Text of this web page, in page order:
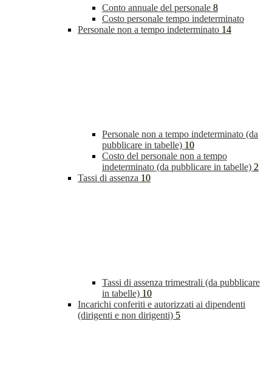
Conto annuale del personale 8
Costo personale tempo indeterminato
Personale non a tempo indeterminato 14
Personale non a tempo indeterminato (da
pubblicare in tabelle) 10
Costo del personale non a tempo
indeterminato (da pubblicare in tabelle) 2
Tassi di assenza 10
Tassi di assenza trimestrali (da pubblicare
in tabelle) 10
Incarichi conferiti e autorizzati ai dipendenti
(dirigenti e non dirigenti) 5